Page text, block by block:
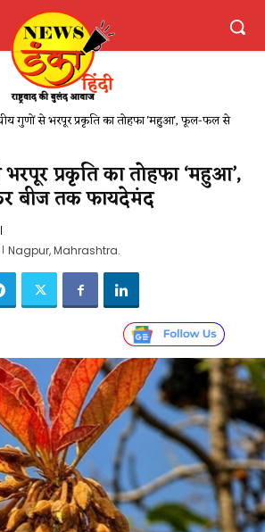
गुणों से भरपूर प्रकृति का तोहफा 'महुआ', फूल-फल से
प्रकृति का तोहफा ‘महुआ’,
तक फायदेमंद
Nagpur, Mahrashtra.